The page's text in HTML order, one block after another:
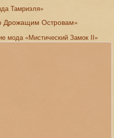
Тамриэля»
Дрожащим Островам»
мода «Мистический Замок II»